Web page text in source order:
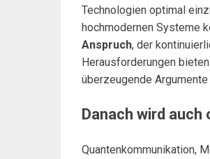
Technologien optimal
hochmodernen Systeme
Anspruch, der
Herausforderungen
überzeugende
Danach wird
Quantenkommunikation,